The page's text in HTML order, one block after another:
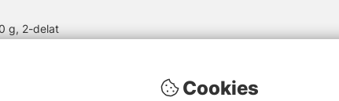
g, 2-delat
vev
låg vikt
Cookies